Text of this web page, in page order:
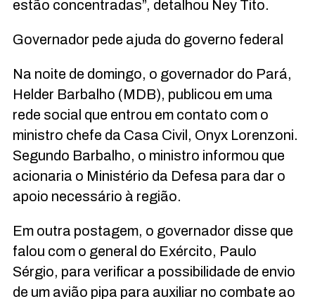
estão concentradas”, detalhou Ney Tito.
Governador pede ajuda do governo federal
Na noite de domingo, o governador do Pará,
Helder Barbalho (MDB), publicou em uma
rede social que entrou em contato com o
ministro chefe da Casa Civil, Onyx Lorenzoni.
Segundo Barbalho, o ministro informou que
acionaria o Ministério da Defesa para dar o
apoio necessário à região.
Em outra postagem, o governador disse que
falou com o general do Exército, Paulo
Sérgio, para verificar a possibilidade de envio
de um avião pipa para auxiliar no combate ao